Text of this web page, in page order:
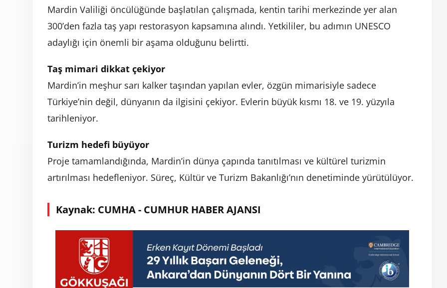
Mardin Valiliği öncülüğünde başlatılan çalışmada, kentin tarihi merkezinde yer alan
300’den fazla taş yapı restorasyon kapsamına alındı. Yetkililer, bu adımın UNESCO
adaylığı için önemli bir aşama olduğunu belirtti.
Taş mimari dikkat çekiyor
Mardin’in meşhur sarı kalker taşından yapılan evler, özgün mimarisiyle sadece
Türkiye’nin değil, dünyanın da ilgisini çekiyor. Evlerin büyük kısmı 18. ve 19. yüzyıla
tarihleniyor.
Turizm hedefi büyüyor
Proje tamamlandığında, Mardin’in dünya çapında tanıtılması ve kültürel turizmin
artırılması hedefleniyor. Süreç, Kültür ve Turizm Bakanlığı’nın denetiminde yürütülüyor.
Kaynak: CUMHA - CUMHUR HABER AJANSI